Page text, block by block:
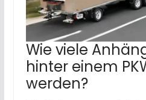
Wie viele
hinter einem
werden?